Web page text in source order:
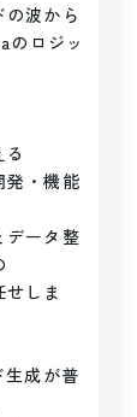
の波から
のロジッ
発・機能
データ整
しま
生成が普